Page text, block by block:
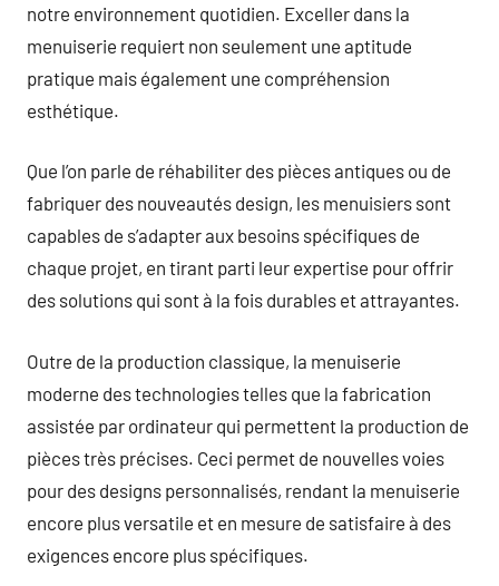
notre environnement quotidien. Exceller dans la
menuiserie requiert non seulement une aptitude
pratique mais également une compréhension
esthétique.
Que l’on parle de réhabiliter des pièces antiques ou de
fabriquer des nouveautés design, les menuisiers sont
capables de s’adapter aux besoins spécifiques de
chaque projet, en tirant parti leur expertise pour offrir
des solutions qui sont à la fois durables et attrayantes.
Outre de la production classique, la menuiserie
moderne des technologies telles que la fabrication
assistée par ordinateur qui permettent la production de
pièces très précises. Ceci permet de nouvelles voies
pour des designs personnalisés, rendant la menuiserie
encore plus versatile et en mesure de satisfaire à des
exigences encore plus spécifiques.